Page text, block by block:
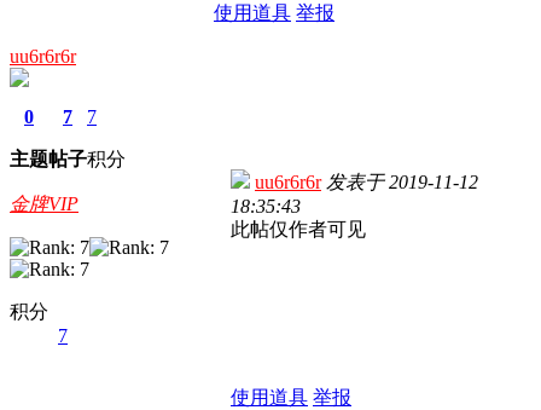
使用道具 举报
uu6r6r6r
0
主题
7
帖子
7
积分
金牌VIP
积分
7
uu6r6r6r 发表于2019-11-12
18:35:43
此帖仅作者可见
使用道具 举报